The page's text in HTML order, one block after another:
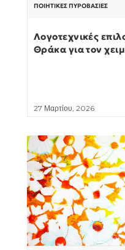
ΠΟΙΗΤΙΚΈΣ ΠΥΡΟΒΑΣΊΕΣ
Λογοτεχνικές
Θράκα για τον
27 Μαρτίου, 2026